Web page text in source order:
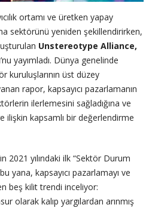
ortamı ve üretken yapay
sektörünü yeniden şekillendirirken,
Unstereotype Alliance,
’nu yayımladı. Dünya genelinde
kuruluşlarının üst düzey
rapor, kapsayıcı pazarlamanın
ilerlemesini sağladığına ve
ilişkin kapsamlı bir değerlendirme
2021 yılındaki ilk “Sektör Durum
yana, kapsayıcı pazarlamayı ve
beş kilit trendi inceliyor:
olarak kalıp yargılardan arınmış